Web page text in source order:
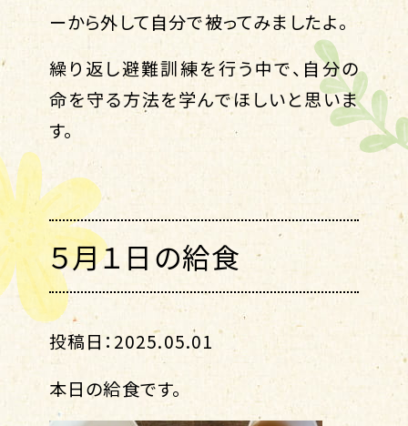
ーから外して自分で被ってみましたよ。
繰り返し避難訓練を行う中で、自分の
命を守る方法を学んでほしいと思いま
す。
５月１日の給食
投稿日：2025.05.01
本日の給食です。